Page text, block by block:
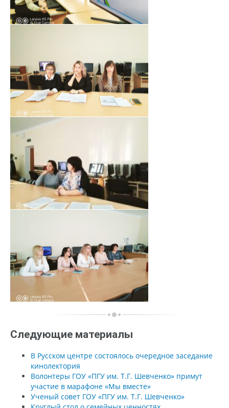
Следующие материалы
В Русском центре состоялось очередное заседание
кинолектория
Волонтеры ГОУ «ПГУ им. Т.Г. Шевченко» примут
участие в марафоне «Мы вместе»
Ученый совет ГОУ «ПГУ им. Т.Г. Шевченко»